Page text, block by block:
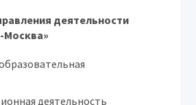
деятельности
деятельность